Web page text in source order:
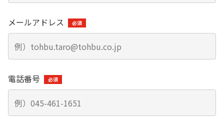
輸送マッチング
輸送マッチング事業の事例
業績ハイライト
株式・株主総会情報
株主総会
株式状況
配当状況
株式事務のご案内
メールアドレス
電話番号